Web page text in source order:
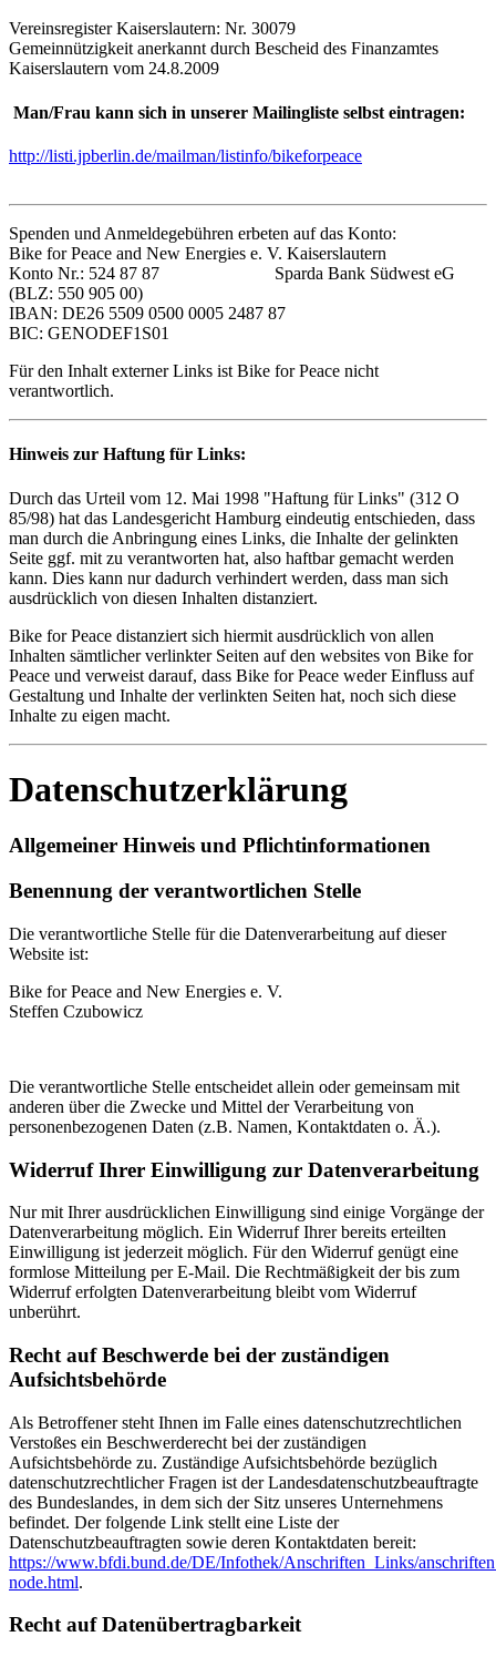
Vereinsregister Kaiserslautern: Nr. 30079
Gemeinnützigkeit anerkannt durch Bescheid des Finanzamtes
Kaiserslautern vom 24.8.2009
Man/Frau kann sich in unserer Mailingliste selbst eintragen:
http://listi.jpberlin.de/mailman/listinfo/bikeforpeace
Spenden und Anmeldegebühren erbeten auf das Konto:
Bike for Peace and New Energies e. V. Kaiserslautern
Konto Nr.: 524 87 87 Sparda Bank Südwest eG
(BLZ: 550 905 00)
IBAN: DE26 5509 0500 0005 2487 87
BIC: GENODEF1S01
Für den Inhalt externer Links ist Bike for Peace nicht
verantwortlich.
Hinweis zur Haftung für Links:
Durch das Urteil vom 12. Mai 1998 "Haftung für Links" (312 O
85/98) hat das Landesgericht Hamburg eindeutig entschieden, dass
man durch die Anbringung eines Links, die Inhalte der gelinkten
Seite ggf. mit zu verantworten hat, also haftbar gemacht werden
kann. Dies kann nur dadurch verhindert werden, dass man sich
ausdrücklich von diesen Inhalten distanziert.
Bike for Peace distanziert sich hiermit ausdrücklich von allen
Inhalten sämtlicher verlinkter Seiten auf den websites von Bike for
Peace und verweist darauf, dass Bike for Peace weder Einfluss auf
Gestaltung und Inhalte der verlinkten Seiten hat, noch sich diese
Inhalte zu eigen macht.
Datenschutzerklärung
Allgemeiner Hinweis und Pflichtinformationen
Benennung der verantwortlichen Stelle
Die verantwortliche Stelle für die Datenverarbeitung auf dieser
Website ist:
Bike for Peace and New Energies e. V.
Steffen Czubowicz
Die verantwortliche Stelle entscheidet allein oder gemeinsam mit
anderen über die Zwecke und Mittel der Verarbeitung von
personenbezogenen Daten (z.B. Namen, Kontaktdaten o. Ä.).
Widerruf Ihrer Einwilligung zur Datenverarbeitung
Nur mit Ihrer ausdrücklichen Einwilligung sind einige Vorgänge der
Datenverarbeitung möglich. Ein Widerruf Ihrer bereits erteilten
Einwilligung ist jederzeit möglich. Für den Widerruf genügt eine
formlose Mitteilung per E-Mail. Die Rechtmäßigkeit der bis zum
Widerruf erfolgten Datenverarbeitung bleibt vom Widerruf
unberührt.
Recht auf Beschwerde bei der zuständigen
Aufsichtsbehörde
Als Betroffener steht Ihnen im Falle eines datenschutzrechtlichen
Verstoßes ein Beschwerderecht bei der zuständigen
Aufsichtsbehörde zu. Zuständige Aufsichtsbehörde bezüglich
datenschutzrechtlicher Fragen ist der Landesdatenschutzbeauftragte
des Bundeslandes, in dem sich der Sitz unseres Unternehmens
befindet. Der folgende Link stellt eine Liste der
Datenschutzbeauftragten sowie deren Kontaktdaten bereit:
https://www.bfdi.bund.de/DE/Infothek/Anschriften_Links/
node.html.
Recht auf Datenübertragbarkeit